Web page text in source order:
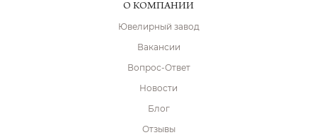
О КОМПАНИИ
Ювелирный завод
Вакансии
Вопрос-Ответ
Новости
Блог
Отзывы